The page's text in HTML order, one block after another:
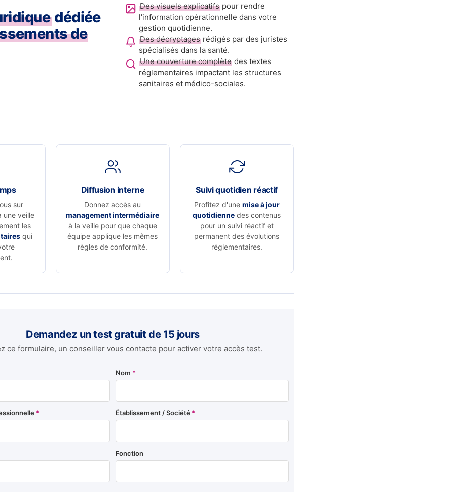
dédiée
de
Des visuels explicatifs pour rendre
l'information opérationnelle dans votre
gestion quotidienne.
Des décryptages rédigés par des juristes
spécialisés dans la santé.
Une couverture complète des textes
réglementaires impactant les structures
sanitaires et médico-sociales.
sur
une veille
les
qui
Diffusion interne
Donnez accès au
management intermédiaire
à la veille pour que chaque
équipe applique les mêmes
règles de conformité.
Suivi quotidien réactif
Profitez d'une mise à jour
quotidienne des contenus
pour un suivi réactif et
permanent des évolutions
réglementaires.
Demandez un test gratuit de 15 jours
ce formulaire, un conseiller vous contacte pour activer votre accès test.
Nom *
* Établissement / Société *
Fonction